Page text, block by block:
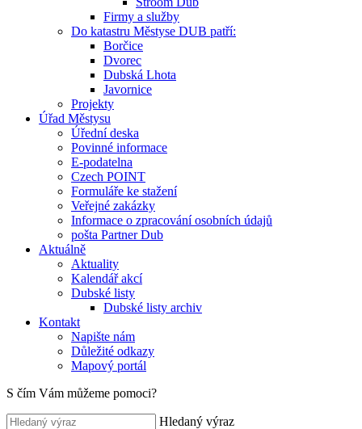
Firmy a služby
Do katastru Městyse DUB patří:
Borčice
Dvorec
Dubská Lhota
Javornice
Projekty
Úřad Městysu
Úřední deska
Povinné informace
E-podatelna
Czech POINT
Formuláře ke stažení
Veřejné zakázky
Informace o zpracování osobních údajů
pošta Partner Dub
Aktuálně
Aktuality
Kalendář akcí
Dubské listy
Dubské listy archiv
Kontakt
Napište nám
Důležité odkazy
Mapový portál
S čím Vám můžeme pomoci?
Hledaný výraz